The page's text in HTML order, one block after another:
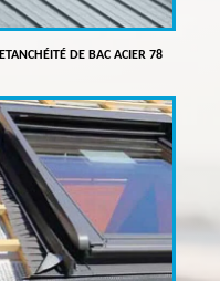
ETANCHÉITÉ DE BAC ACIER 78